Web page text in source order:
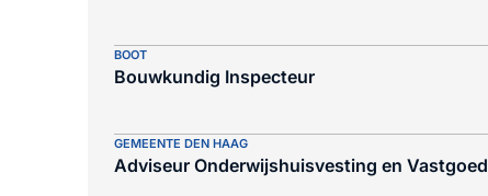
BOOT
Bouwkundig Inspecteur
GEMEENTE DEN HAAG
Adviseur Onderwijshuisvesting en Vastgoed